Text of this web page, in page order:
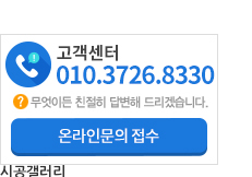
시공갤러리